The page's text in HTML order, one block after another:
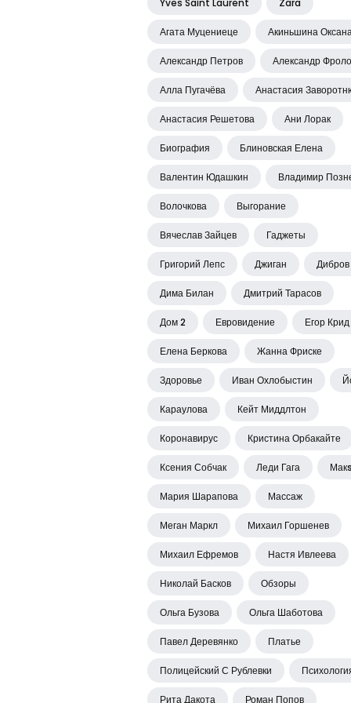
Yves Saint Laurent Zara
Агата Муцениеце Акиньшина
Александр Петров Александр
Алла Пугачёва Анастасия
Анастасия Решетова Ани Лорак
Биография Блиновская Елена
Валентин Юдашкин Владимир
Волочкова Выгорание
Вячеслав Зайцев Гаджеты
Григорий Лепс Джиган Дибров
Дима Билан Дмитрий Тарасов
Дом 2 Евровидение Егор Крид
Елена Беркова Жанна Фриске
Здоровье Иван Охлобыстин
Караулова Кейт Миддлтон
Коронавирус Кристина Орбакайте
Ксения Собчак Леди Гага
Мария Шарапова Массаж
Меган Маркл Михаил Горшенев
Михаил Ефремов Настя Ивлеева
Николай Басков Обзоры
Ольга Бузова Ольга Шаботова
Павел Деревянко Платье
Полицейский С Рублевки
Рита Дакота Роман Попов